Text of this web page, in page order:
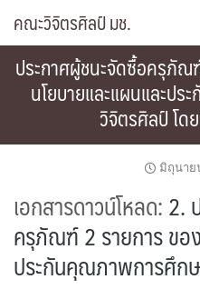
คณะวิจิตรศิลป์ มช.
ประกาศผู้ชนะจัดซื้อครุภัณ
นโยบายและแผนและป
วิจิตรศิลป์ โด
มิถุนาย
เอกสารดาวน์โหลด:2.
ครุภัณฑ์ 2 รายการ ขอ
ประกันคุณภาพการศึก